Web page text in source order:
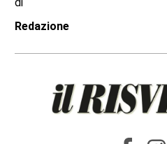
di
Redazione